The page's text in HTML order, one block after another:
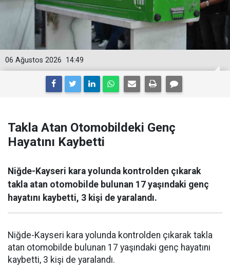
14:49
06 Ağustos 2026
Takla Atan Otomobildeki Genç
Hayatını Kaybetti
Niğde-Kayseri kara yolunda kontrolden çıkarak
takla atan otomobilde bulunan 17 yaşındaki genç
hayatını kaybetti, 3 kişi de yaralandı.
Niğde-Kayseri kara yolunda kontrolden çıkarak takla
atan otomobilde bulunan 17 yaşındaki genç hayatını
kaybetti, 3 kişi de yaralandı.